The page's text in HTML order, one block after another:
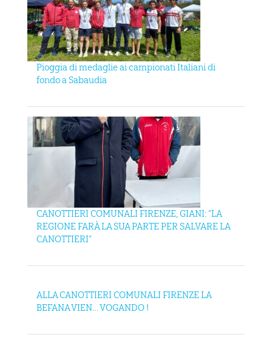
Pioggia di medaglie ai campionati Italiani di
fondo a Sabaudia
CANOTTIERI COMUNALI FIRENZE, GIANI: “LA
REGIONE FARÀ LA SUA PARTE PER SALVARE LA
CANOTTIERI”
ALLA CANOTTIERI COMUNALI FIRENZE LA
BEFANA VIEN… VOGANDO !